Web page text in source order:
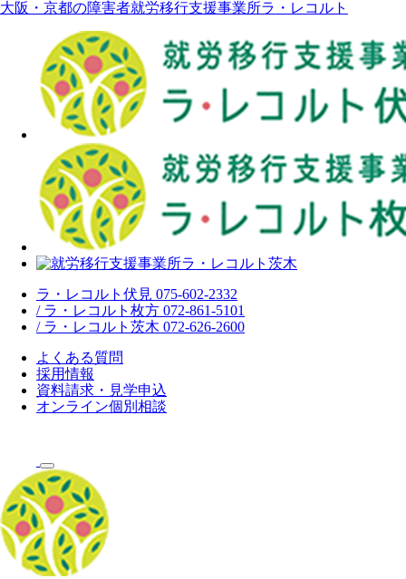
大阪・京都の障害者就労移行支援事業所ラ・レコルト
ラ・レコルト伏見 075-602-2332
/ ラ・レコルト枚方 072-861-5101
/ ラ・レコルト茨木 072-626-2600
よくある質問
採用情報
資料請求・見学申込
オンライン個別相談